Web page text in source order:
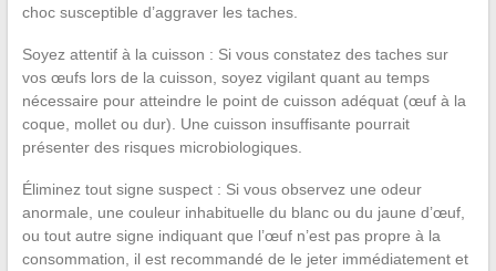
choc susceptible d’aggraver les taches.
Soyez attentif à la cuisson : Si vous constatez des taches sur
vos œufs lors de la cuisson, soyez vigilant quant au temps
nécessaire pour atteindre le point de cuisson adéquat (œuf à la
coque, mollet ou dur). Une cuisson insuffisante pourrait
présenter des risques microbiologiques.
Éliminez tout signe suspect : Si vous observez une odeur
anormale, une couleur inhabituelle du blanc ou du jaune d’œuf,
ou tout autre signe indiquant que l’œuf n’est pas propre à la
consommation, il est recommandé de le jeter immédiatement et